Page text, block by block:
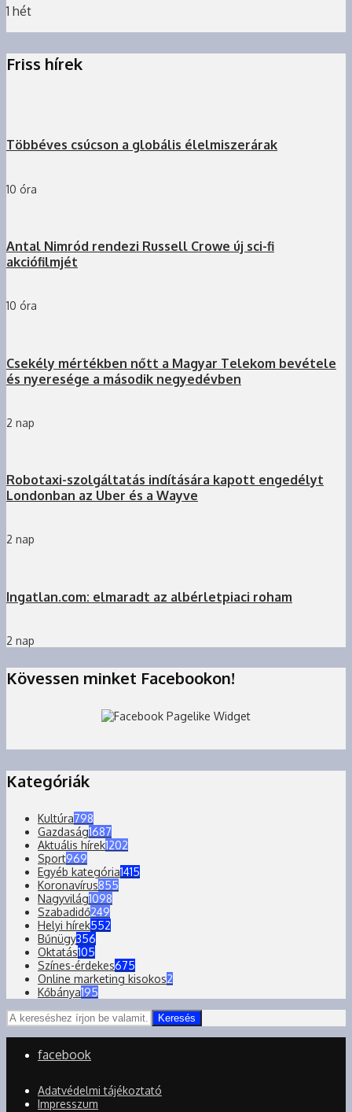
1 hét
Friss hírek
Többéves csúcson a globális élelmiszerárak
10 óra
Antal Nimród rendezi Russell Crowe új sci-fi
akciófilmjét
10 óra
Csekély mértékben nőtt a Magyar Telekom bevétele
és nyeresége a második negyedévben
2 nap
Robotaxi-szolgáltatás indítására kapott engedélyt
Londonban az Uber és a Wayve
2 nap
Ingatlan.com: elmaradt az albérletpiaci roham
2 nap
Kövessen minket Facebookon!
Kategóriák
Kultúra798
Gazdaság1687
Aktuális hírek1202
Sport969
Egyéb kategória1415
Koronavírus855
Nagyvilág1098
Szabadidő249
Helyi hírek552
Bűnügy356
Oktatás105
Színes-érdekes675
Online marketing kisokos2
Kőbánya195
Keresés
facebook
Adatvédelmi tájékoztató
Impresszum